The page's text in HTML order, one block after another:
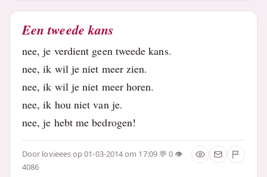
Een tweede kans
nee, je verdient geen tweede kans.
nee, ik wil je niet meer zien.
nee, ik wil je niet meer horen.
nee, ik hou niet van je.
nee, je hebt me bedrogen!
Door lovieeesop 01-03-2014 om 17:09
0
4086